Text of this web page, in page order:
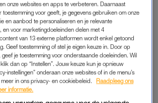
in deze eerste aflevering vande nieuwe
‘Buurvrouw & Buurvrouw‘ helemaal niks van
Lees ook:
op LINDA.tv: de hilarische serie ‘Buurvrouw
&Buurvrouw’
onze websites en apps te verbeteren. Daarnaast
toestemming voor geeft, je gegevens gebruiken om onze
en aanbod te personaliseren en je relevante
en voor marketingdoeleinden delen met 4
van 13 externe platformen wordt enkel getoond
Geef toestemming of stel je eigen keuze in. Door op
je toestemming voor onderstaande doeleinden. Wil
dan op “Instellen”. Jouw keuze kun je opnieuw
instellingen” onderaan onze websites of in de menu’s
in ons privacy- en cookiebeleid.
Raadpleeg ons
informatie.